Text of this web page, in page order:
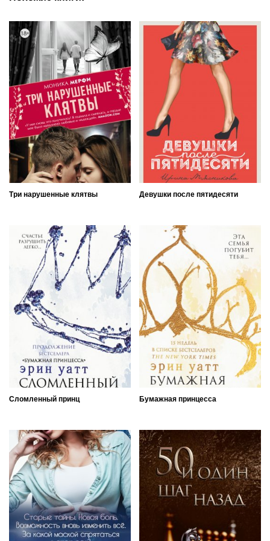
Три нарушенные клятвы Девушки после пятидесяти
Сломленный принц Бумажная принцесса